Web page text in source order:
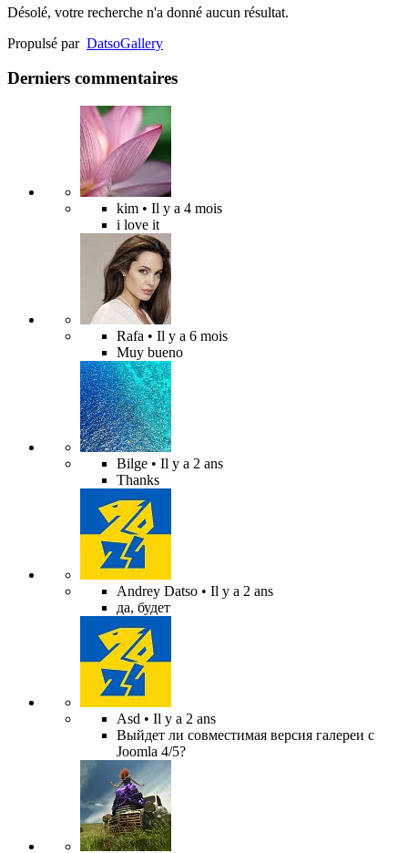
Désolé, votre recherche n'a donné aucun résultat.
Propulsé par DatsoGallery
Derniers commentaires
kim • Il y a 4 mois
i love it
Rafa • Il y a 6 mois
Muy bueno
Bilge • Il y a 2 ans
Thanks
Andrey Datso • Il y a 2 ans
да, будет
Asd • Il y a 2 ans
Выйдет ли совместимая версия галереи с
Joomla 4/5?